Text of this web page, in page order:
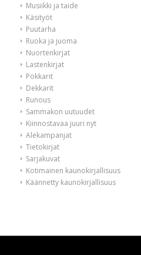
Musiikki ja taide
Käsityöt
Puutarha
Ruoka ja juoma
Nuortenkirjat
Lastenkirjat
Pokkarit
Dekkarit
Runous
Sammakon uutuudet
Kiinnostavaa juuri nyt
Alekampanjat
Tietokirjat
Sarjakuvat
Kotimainen kaunokirjallisuus
Käännetty kaunokirjallisuus